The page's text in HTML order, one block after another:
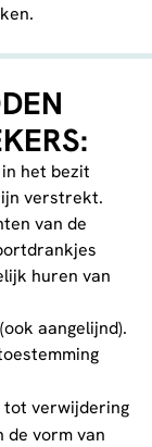
het bezit
verstrekt.
van de
huren van
aangelijnd).
tot verwijdering
de vorm van